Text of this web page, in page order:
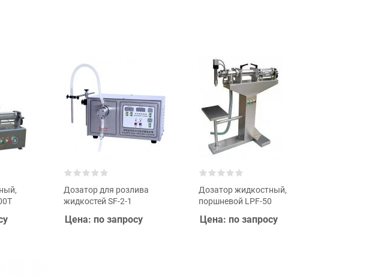
Дозатор для розлива
жидкостей SF-2-1
Цена: по запросу
Дозатор жидкостный,
поршневой LPF-50
Цена: по запросу